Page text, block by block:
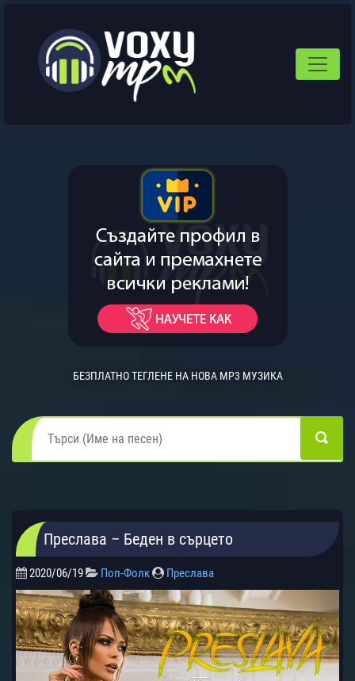
БЕЗПЛАТНО ТЕГЛЕНЕ НА НОВА MP3 МУЗИКА
Преслава – Беден в сърцето
2020/06/19 Поп-Фолк Преслава